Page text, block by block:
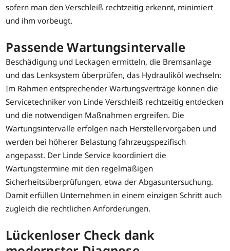
sofern man den Verschleiß rechtzeitig erkennt, minimiert
und ihm vorbeugt.
Passende Wartungsintervalle
Beschädigung und Leckagen ermitteln, die Bremsanlage
und das Lenksystem überprüfen, das Hydrauliköl wechseln:
Im Rahmen entsprechender Wartungsverträge können die
Servicetechniker von Linde Verschleiß rechtzeitig entdecken
und die notwendigen Maßnahmen ergreifen. Die
Wartungsintervalle erfolgen nach Herstellervorgaben und
werden bei höherer Belastung fahrzeugspezifisch
angepasst. Der Linde Service koordiniert die
Wartungstermine mit den regelmäßigen
Sicherheitsüberprüfungen, etwa der Abgasuntersuchung.
Damit erfüllen Unternehmen in einem einzigen Schritt auch
zugleich die rechtlichen Anforderungen.
Lückenloser Check dank